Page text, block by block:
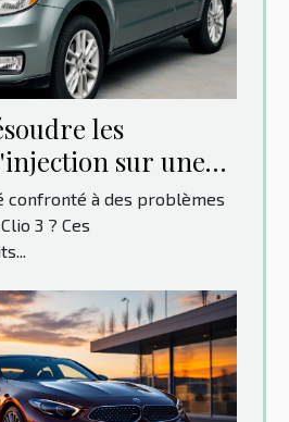
les
sur une
pas à pas
confronté à des problèmes
3 ? Ces